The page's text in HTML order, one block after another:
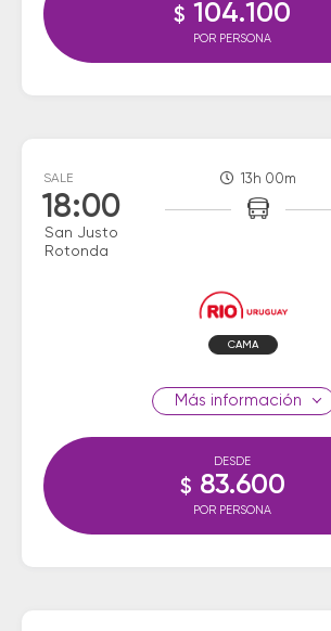
$ 104.100
POR PERSONA
SALE
18:00
San Justo
Rotonda
13h 00m
CAMA
información
DESDE
$ 83.600
POR PERSONA